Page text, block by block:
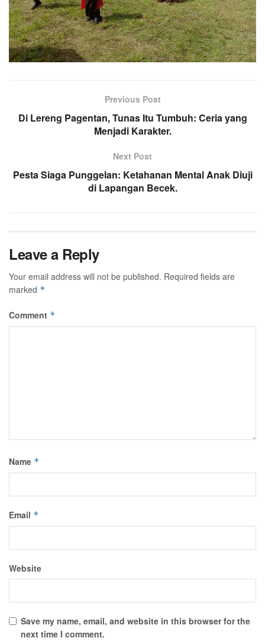
Previous Post
Di Lereng Pagentan, Tunas Itu Tumbuh: Ceria yang
Menjadi Karakter.
Next Post
Pesta Siaga Punggelan: Ketahanan Mental Anak Diuji
di Lapangan Becek.
Leave a Reply
Your email address will not be published. Required fields are
marked *
Comment *
Name *
Email *
Website
Save my name, email, and website in this browser for the
next time I comment.